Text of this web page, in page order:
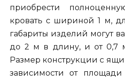
приобрести
кровать с шириной 1 м,
габариты изделий могут
до 2 м в длину, и от 0,7
Размер конструкции с
зависимости от